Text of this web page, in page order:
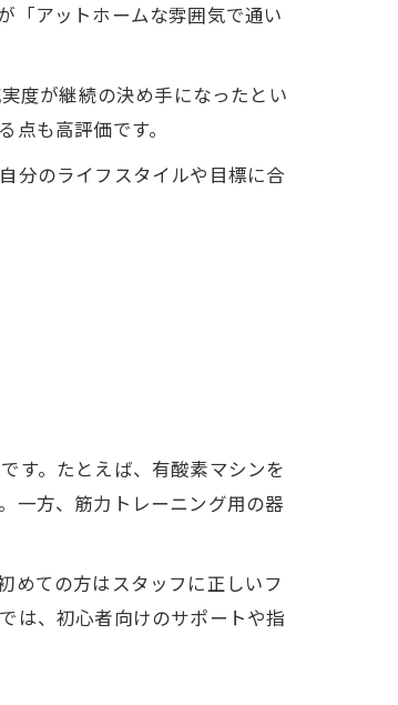
「アットホームな雰囲気で通い
度が継続の決め手になったとい
も高評価です。
分のライフスタイルや目標に合
す。たとえば、有酸素マシンを
一方、筋力トレーニング用の器
めての方はスタッフに正しいフ
は、初心者向けのサポートや指